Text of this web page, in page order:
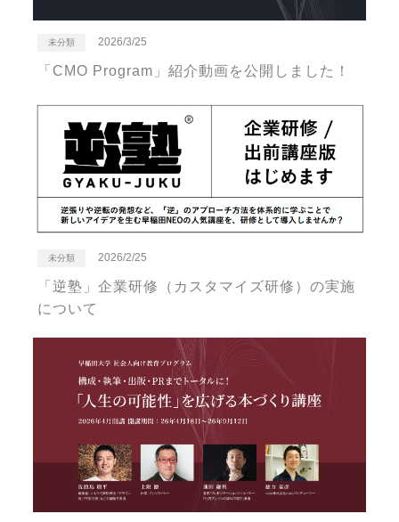
未分類 2026/3/25
「CMO Program」紹介動画を公開しました！
未分類 2026/2/25
「逆塾」企業研修（カスタマイズ研修）の実施
について